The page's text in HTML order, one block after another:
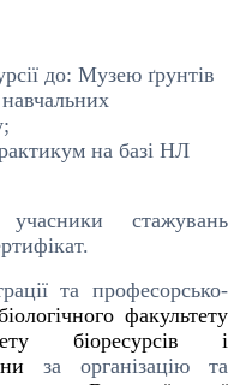
до: Музею ґрунтів
на базі НЛ
стажувань
та професорсько-
факультету
біоресурсів і
за організацію та